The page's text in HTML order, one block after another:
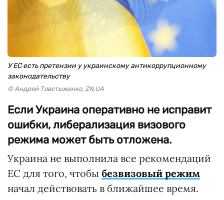
У ЕС есть претензии у украинскому антикоррупционному
законодательству
© Андрей Товстыженко, ZN.UA
Если Украина оперативно не исправит
ошибки, либерализация визового
режима может быть отложена.
Украина не выполнила все рекомендаций
ЕС для того, чтобы безвизовый режим
начал действовать в ближайшее время.